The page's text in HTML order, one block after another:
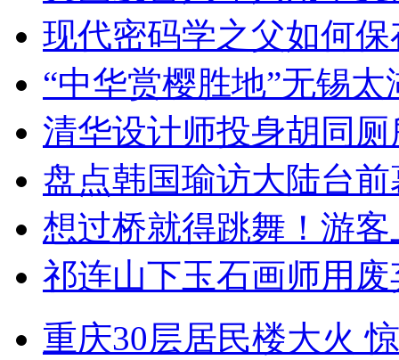
现代密码学之父如何
“中华赏樱胜地”无锡
清华设计师投身胡同
盘点韩国瑜访大陆台
想过桥就得跳舞！游客
祁连山下玉石画师用
重庆30层居民楼大火